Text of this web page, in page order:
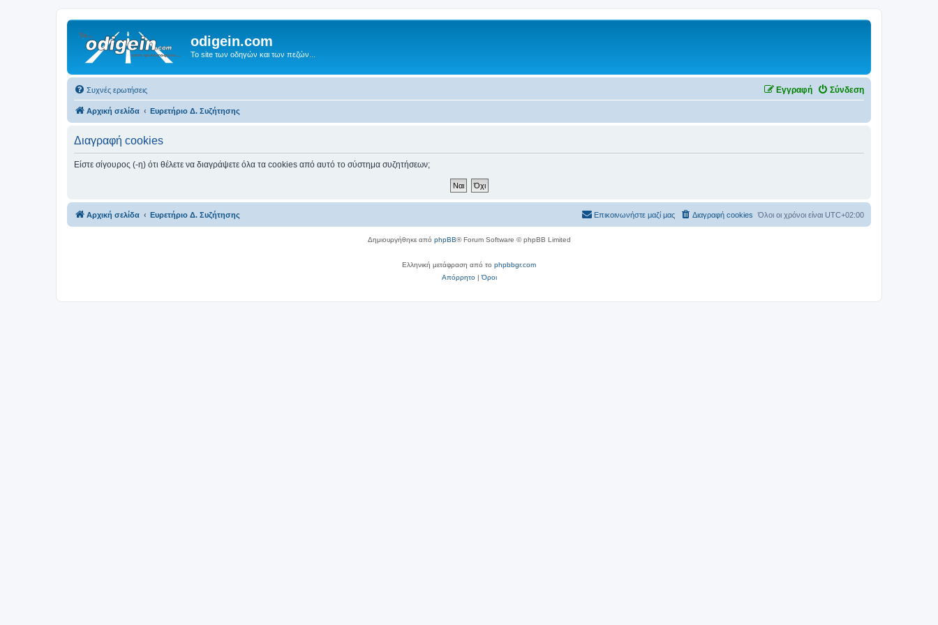
odigein.com
Το site των οδηγών και των πεζών...
Συχνές ερωτήσεις Σύνδεση
Εγγραφή
Αρχική σελίδα Ευρετήριο Δ. Συζήτησης
Διαγραφή cookies
Είστε σίγουρος (-η) ότι θέλετε να διαγράψετε όλα τα cookies από αυτό το σύστημα συζητήσεων;
Αρχική σελίδα Ευρετήριο Δ. Συζήτησης Όλοι οι χρόνοι είναι UTC+02:00
Διαγραφή cookies
Επικοινωνήστε μαζί μας
Δημιουργήθηκε από phpBB® Forum Software © phpBB Limited
Ελληνική μετάφραση από το phpbbgr.com
Απόρρητο|Όροι